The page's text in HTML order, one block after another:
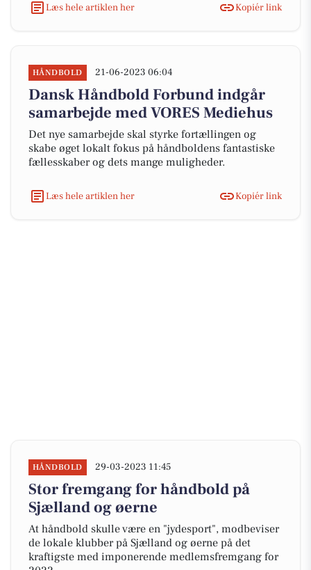
Læs hele artiklen her
Kopiér link
HÅNDBOLD 21-06-2023 06:04
Dansk Håndbold Forbund indgår
samarbejde med VORES Mediehus
Det nye samarbejde skal styrke fortællingen og
skabe øget lokalt fokus på håndboldens fantastiske
fællesskaber og dets mange muligheder.
Læs hele artiklen her Kopiér link
HÅNDBOLD 29-03-2023 11:45
Stor fremgang for håndbold på
Sjælland og øerne
At håndbold skulle være en "jydesport", modbeviser
de lokale klubber på Sjælland og øerne på det
kraftigste med imponerende medlemsfremgang for